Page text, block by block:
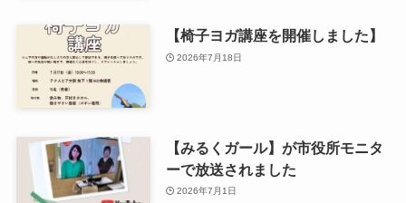
【椅子ヨガ講座を開催しました】
2026年7月18日
【みるくガール】が市役所モニタ
ーで放送されました
2026年7月1日